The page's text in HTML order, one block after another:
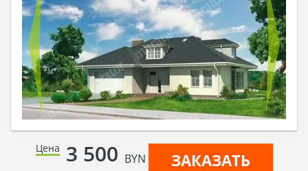
Цена 3 500 BYN
ЗАКАЗАТЬ